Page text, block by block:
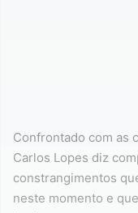
Confrontado com as
Carlos Lopes diz
constrangimentos
neste momento e